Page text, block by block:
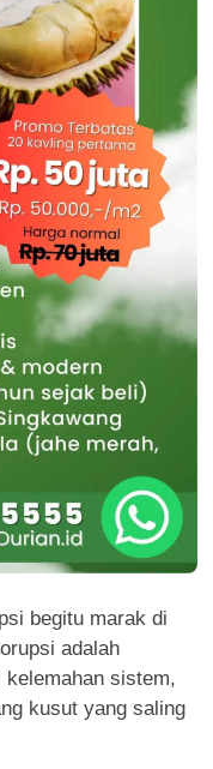
begitu marak di
adalah
sistem,
kusut yang saling